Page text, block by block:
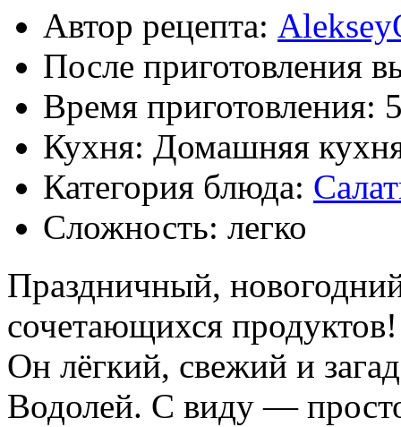
Автор рецепта:
После приготовления
Время приготовления:
Кухня: Домашняя
Категория блюда:
Сложность: легко
Праздничный,
сочетающихся продуктов!
Он лёгкий, свежий и
Водолей. С виду —